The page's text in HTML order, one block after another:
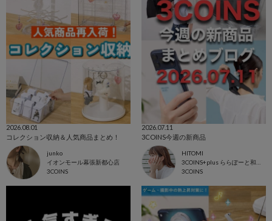
2026.08.01
コレクション収納＆人気商品まとめ！
junko
イオンモール幕張新都心店
3COINS
2026.07.11
3COINS今週の新商品
HITOMI
3COINS